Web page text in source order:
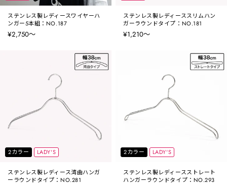
ステンレス製レディースワイヤーハ
ンガー5本組：NO.187
¥2,750〜
ステンレス製レディーススリムハン
ガーラウンドタイプ：NO.181
¥1,210〜
2カラー LADY'S
ステンレス製レディース湾曲ハンガ
ーラウンドタイプ：NO.281
2カラー LADY'S
ステンレス製レディースストレート
ハンガーラウンドタイプ：NO.293